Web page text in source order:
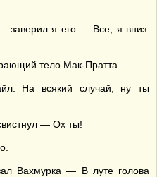
я его — Все, я вниз.
тело Мак-Пратта
На всякий случай, ну ты
— Ох ты!
Вахмурка — В луте голова